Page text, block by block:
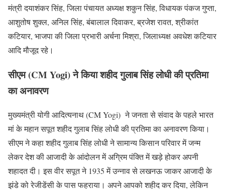
मंत्री दयाशंकर सिंह, जिला पंचायत अध्यक्ष शकुन सिंह, विधायक पंकज गुप्ता,
आशुतोष शुक्ल, अनिल सिंह, बंबालाल दिवाकर, ब्रजेश रावत, श्रीकांत
कटियार, भाजपा की जिला प्रभारी अर्चना मिश्रा, जिलाध्यक्ष अवधेश कटियार
आदि मौजूद रहे।
सीएम (CM Yogi) ने किया शहीद गुलाब सिंह लोधी की प्रतिमा
का अनावरण
मुख्यमंत्री योगी आदित्यनाथ (CM Yogi) ने जनता से संवाद के पहले भारत
मां के महान सपूत शहीद गुलाब सिंह लोधी की प्रतिमा का अनावरण किया।
सीएम ने कहा शहीद गुलाब सिंह लोधी ने सामान्य किसान परिवार में जन्म
लेकर देश की आजादी के आंदोलन में अग्रिम पंक्ति में खड़े होकर अपनी
शहादत दी। इस वीर सपूत ने 1935 में उन्नाव से लखनऊ जाकर आजादी के
झंडे को रेजीडेंसी के पास फहराया। अपने आपको शहीद कर दिया, लेकिन